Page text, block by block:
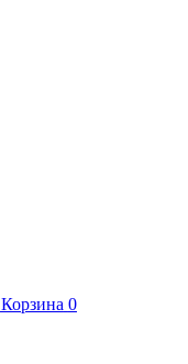
Корзина 0